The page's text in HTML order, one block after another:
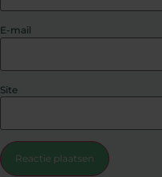
E-mail
Site